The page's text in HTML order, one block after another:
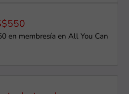
en membresía en All You Can